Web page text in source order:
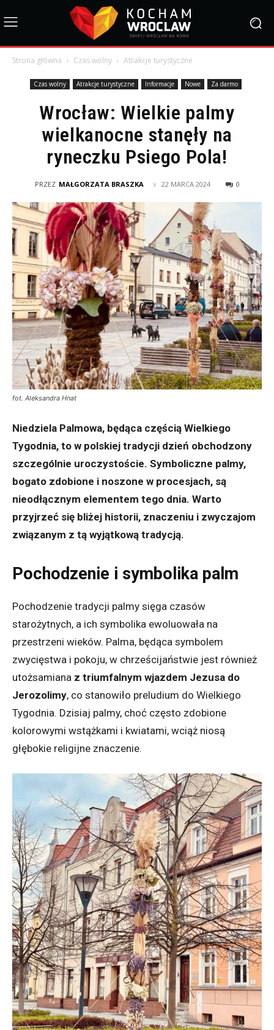
Strona główna Czas wolny Atrakcje turystyczne
Czas wolny Atrakcje turystyczne Informacje Nowe Za darmo
Wrocław: Wielkie palmy
wielkanocne stanęły na
ryneczku Psiego Pola!
PRZEZ MAŁGORZATA BRASZKA 22 MARCA 2024 0
fot. Aleksandra Hnat
Niedziela Palmowa, będąca częścią Wielkiego
Tygodnia, to w polskiej tradycji dzień obchodzony
szczególnie uroczystoście. Symboliczne palmy,
bogato zdobione i noszone w procesjach, są
nieodłącznym elementem tego dnia. Warto
przyjrzeć się bliżej historii, znaczeniu i zwyczajom
związanym z tą wyjątkową tradycją.
Pochodzenie i symbolika palm
Pochodzenie tradycji palmy sięga czasów
starożytnych, a ich symbolika ewoluowała na
przestrzeni wieków. Palma, będąca symbolem
zwycięstwa i pokoju, w chrześcijaństwie jest również
utożsamiana z triumfalnym wjazdem Jezusa do
Jerozolimy, co stanowiło preludium do Wielkiego
Tygodnia. Dzisiaj palmy, choć często zdobione
kolorowymi wstążkami i kwiatami, wciąż niosą
głębokie religijne znaczenie.